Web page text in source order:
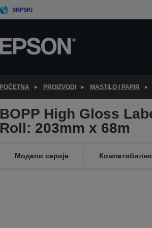
SRPSKI
POČETNA PROIZVODI MASTILO I PAPIR
BOPP High Gloss
Roll: 203mm x 68m
Модели серије